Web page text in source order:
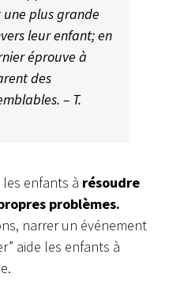
plus grande
leur enfant; en
éprouve à
des
– T.
les enfants à résoudre
problèmes.
narrer un événement
aide les enfants à